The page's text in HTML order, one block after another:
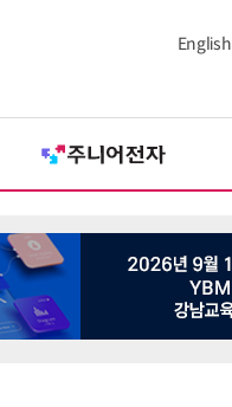
English